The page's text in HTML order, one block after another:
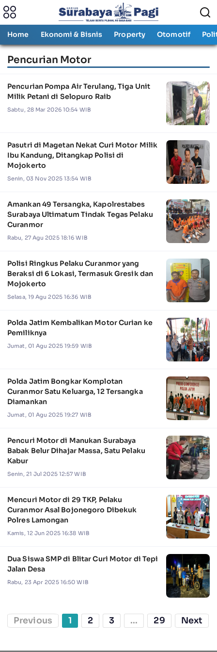
Home Ekonomi & Bisnis Property Otomotif
Pencurian Motor
Pencurian Pompa Air Terulang, Tiga Unit
Milik Petani di Selopuro Raib
Sabtu, 28 Mar 2026 10:54 WIB
Pasutri di Magetan Nekat Curi Motor Milik
Ibu Kandung, Ditangkap Polisi di
Mojokerto
Senin, 03 Nov 2025 13:54 WIB
Amankan 49 Tersangka, Kapolrestabes
Surabaya Ultimatum Tindak Tegas Pelaku
Curanmor
Rabu, 27 Agu 2025 18:16 WIB
Polisi Ringkus Pelaku Curanmor yang
Beraksi di 6 Lokasi, Termasuk Gresik dan
Mojokerto
Selasa, 19 Agu 2025 16:36 WIB
Polda Jatim Kembalikan Motor Curian ke
Pemiliknya
Jumat, 01 Agu 2025 19:59 WIB
Polda Jatim Bongkar Komplotan
Curanmor Satu Keluarga, 12 Tersangka
Diamankan
Jumat, 01 Agu 2025 19:27 WIB
Pencuri Motor di Manukan Surabaya
Babak Belur Dihajar Massa, Satu Pelaku
Kabur
Senin, 21 Jul 2025 12:57 WIB
Mencuri Motor di 29 TKP, Pelaku
Curanmor Asal Bojonegoro Dibekuk
Polres Lamongan
Kamis, 12 Jun 2025 16:38 WIB
Dua Siswa SMP di Blitar Curi Motor di Tepi
Jalan Desa
Rabu, 23 Apr 2025 16:50 WIB
Previous 1 2 3 ... 29 Next